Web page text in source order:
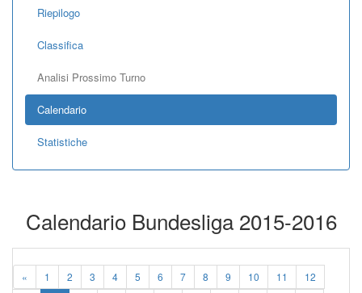
Riepilogo
Classifica
Analisi Prossimo Turno
Calendario
Statistiche
Calendario Bundesliga 2015-2016
« 1 2 3 4 5 6 7 8 9 10 11
12